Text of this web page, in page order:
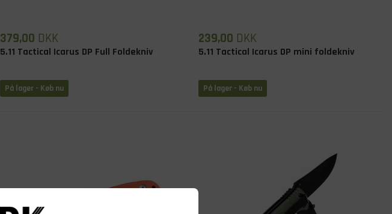
379,00 DKK
5.11 Tactical Icarus DP Full Foldekniv
På lager - Køb nu
239,00 DKK
5.11 Tactical Icarus DP mini foldekniv
På lager - Køb nu